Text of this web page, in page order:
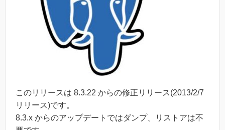
このリリースは 8.3.22 からの修正リリース(2013/2/7
リリース)です。
8.3.x からのアップデートではダンプ、リストアは不